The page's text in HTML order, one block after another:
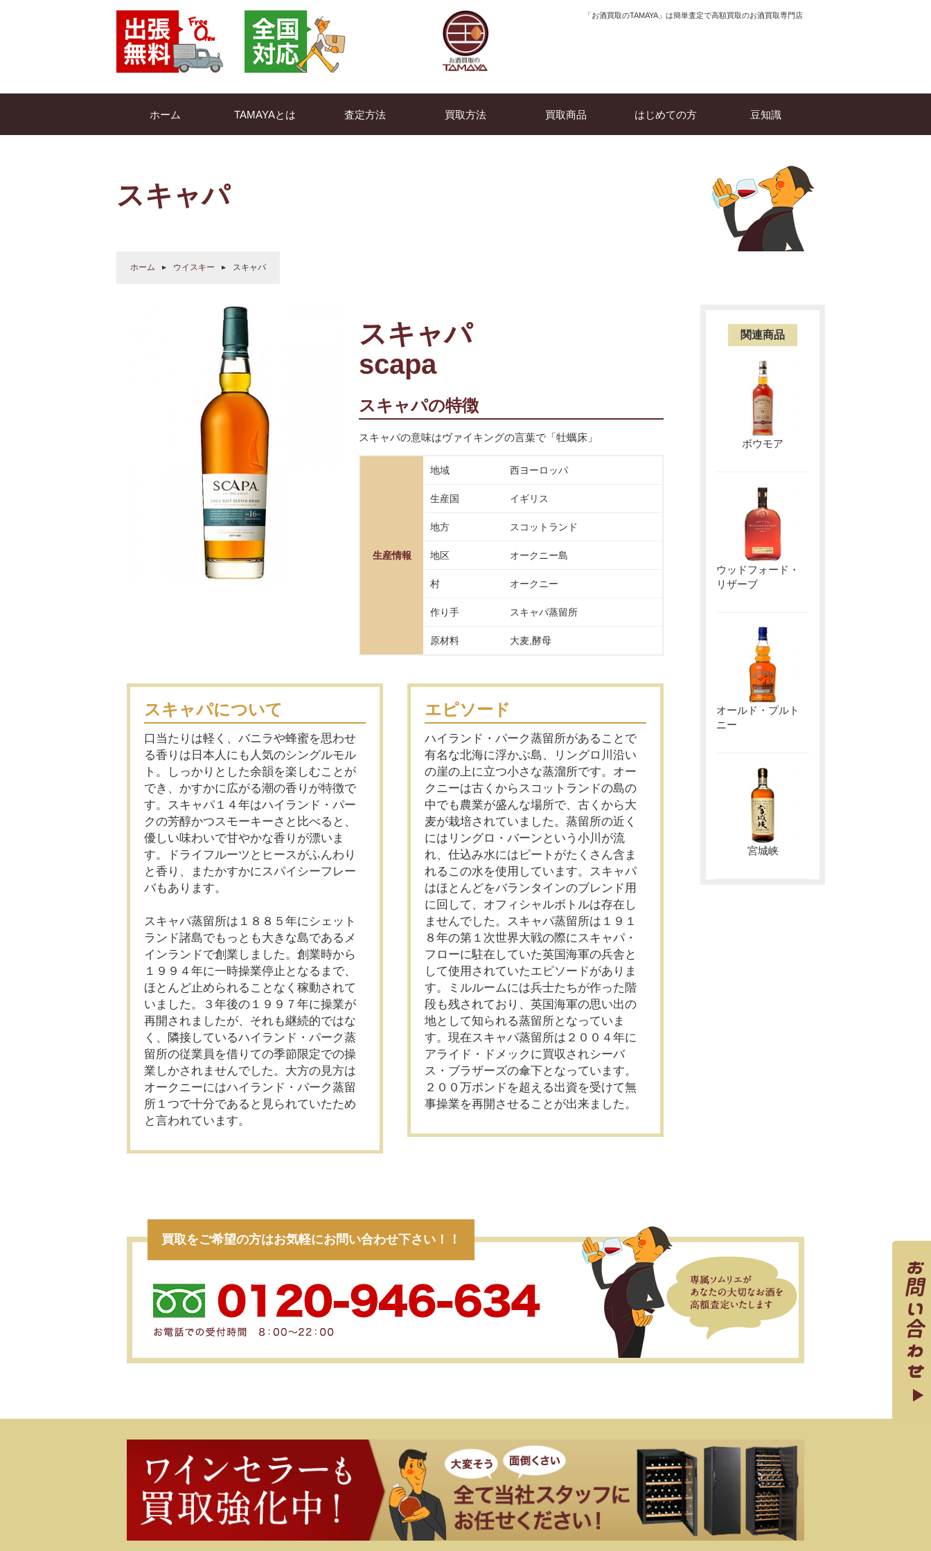
「お酒買取のTAMAYA」は簡単査定で高額買取のお酒買取専門店
ホーム TAMAYAとは 査定方法 買取方法 買取商品 はじめての方 豆知識
スキャパ
ホーム ウイスキー スキャパ
スキャパ
scapa
スキャパの特徴
スキャパの意味はヴァイキングの言葉で「牡蠣床」
生産情報
地域 西ヨーロッパ
生産国 イギリス
地方 スコットランド
地区 オークニー島
村 オークニー
作り手 スキャパ蒸留所
原材料 大麦,酵母
スキャパについて
口当たりは軽く、バニラや蜂蜜を思わせ
る香りは日本人にも人気のシングルモル
ト。しっかりとした余韻を楽しむことが
でき、かすかに広がる潮の香りが特徴で
す。スキャパ１４年はハイランド・パー
クの芳醇かつスモーキーさと比べると、
優しい味わいで甘やかな香りが漂いま
す。ドライフルーツとヒースがふんわり
と香り、またかすかにスパイシーフレー
バもあります。
スキャパ蒸留所は１８８５年にシェット
ランド諸島でもっとも大きな島であるメ
インランドで創業しました。創業時から
１９９４年に一時操業停止となるまで、
ほとんど止められることなく稼動されて
いました。３年後の１９９７年に操業が
再開されましたが、それも継続的ではな
く、隣接しているハイランド・パーク蒸
留所の従業員を借りての季節限定での操
業しかされませんでした。大方の見方は
オークニーにはハイランド・パーク蒸留
所１つで十分であると見られていたため
と言われています。
エピソード
ハイランド・パーク蒸留所があることで
有名な北海に浮かぶ島、リングロ川沿い
の崖の上に立つ小さな蒸溜所です。オー
クニーは古くからスコットランドの島の
中でも農業が盛んな場所で、古くから大
麦が栽培されていました。蒸留所の近く
にはリングロ・バーンという小川が流
れ、仕込み水にはピートがたくさん含ま
れるこの水を使用しています。スキャパ
はほとんどをバランタインのブレンド用
に回して、オフィシャルボトルは存在し
ませんでした。スキャパ蒸留所は１９１
８年の第１次世界大戦の際にスキャパ・
フローに駐在していた英国海軍の兵舎と
して使用されていたエピソードがありま
す。ミルルームには兵士たちが作った階
段も残されており、英国海軍の思い出の
地として知られる蒸留所となっていま
す。現在スキャパ蒸留所は２００４年に
アライド・ドメックに買収されシーバ
ス・ブラザーズの傘下となっています。
２００万ポンドを超える出資を受けて無
事操業を再開させることが出来ました。
関連商品
ボウモア
ウッドフォード・
リザーブ
オールド・プルト
ニー
宮城峡
買取をご希望の方はお気軽にお問い合わせ下さい！！